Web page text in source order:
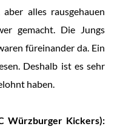
alles rausgehauen
gemacht. Die Jungs
füreinander da. Ein
Deshalb ist es sehr
haben.
Würzburger Kickers):